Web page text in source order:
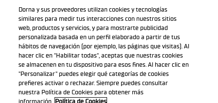
Política de privacidad
Política de compra
Descarga la aplicación oficial
Dorna y sus proveedores utilizan cookies y tecnologías
similares para medir tus interacciones con nuestros sitios
web, productos y servicios, y para mostrarte publicidad
personalizada basada en un perfil elaborado a partir de tus
hábitos de navegación (por ejemplo, las páginas que visitas). Al
hacer clic en "Habilitar todas", aceptas que nuestras cookies
se almacenen en tu dispositivo para esos fines. Al hacer clic en
"Personalizar" puedes elegir qué categorías de cookies
prefieres activar o rechazar. Siempre puedes consultar
nuestra Política de Cookies para obtener más
información. Política de Cookies